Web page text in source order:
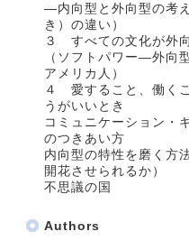
―内向型と外向型の考
き）の違い）
３ すべての文化が外
（ソフトパワー―外向
アメリカ人）
４ 愛すること、働く
うがいいとき
コミュニケーション・
のつきあい方
内向型の特性を磨く方
開花させられるか）
不思議の国
Authors